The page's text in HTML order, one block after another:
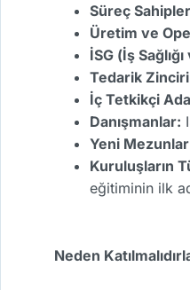
Süreç
Üretim ve
İSG (İş
Tedarik
İç Tetkikçi
Danışmanlar:
Yeni
Kuruluşların
eğitiminin ilk
Neden